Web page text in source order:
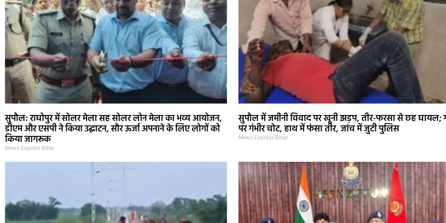
सुपौल: राघोपुर में सोलर मेला सह सोलर लोन मेला का भव्य आयोजन,
डीएम और एसपी ने किया उद्घाटन, सौर ऊर्जा अपनाने के लिए लोगों को
किया जागरूक
News Express Bihar
सुपौल में जमीनी विवाद पर खूनी झड़प, तीर-फरसा से छह घायल;
पर गंभीर चोट, हाथ में फंसा तीर, जांच में जुटी पुलिस
News Express Bihar